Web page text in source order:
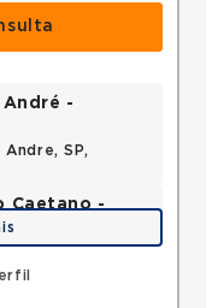
-
SP,
Caetano -
do Sul,